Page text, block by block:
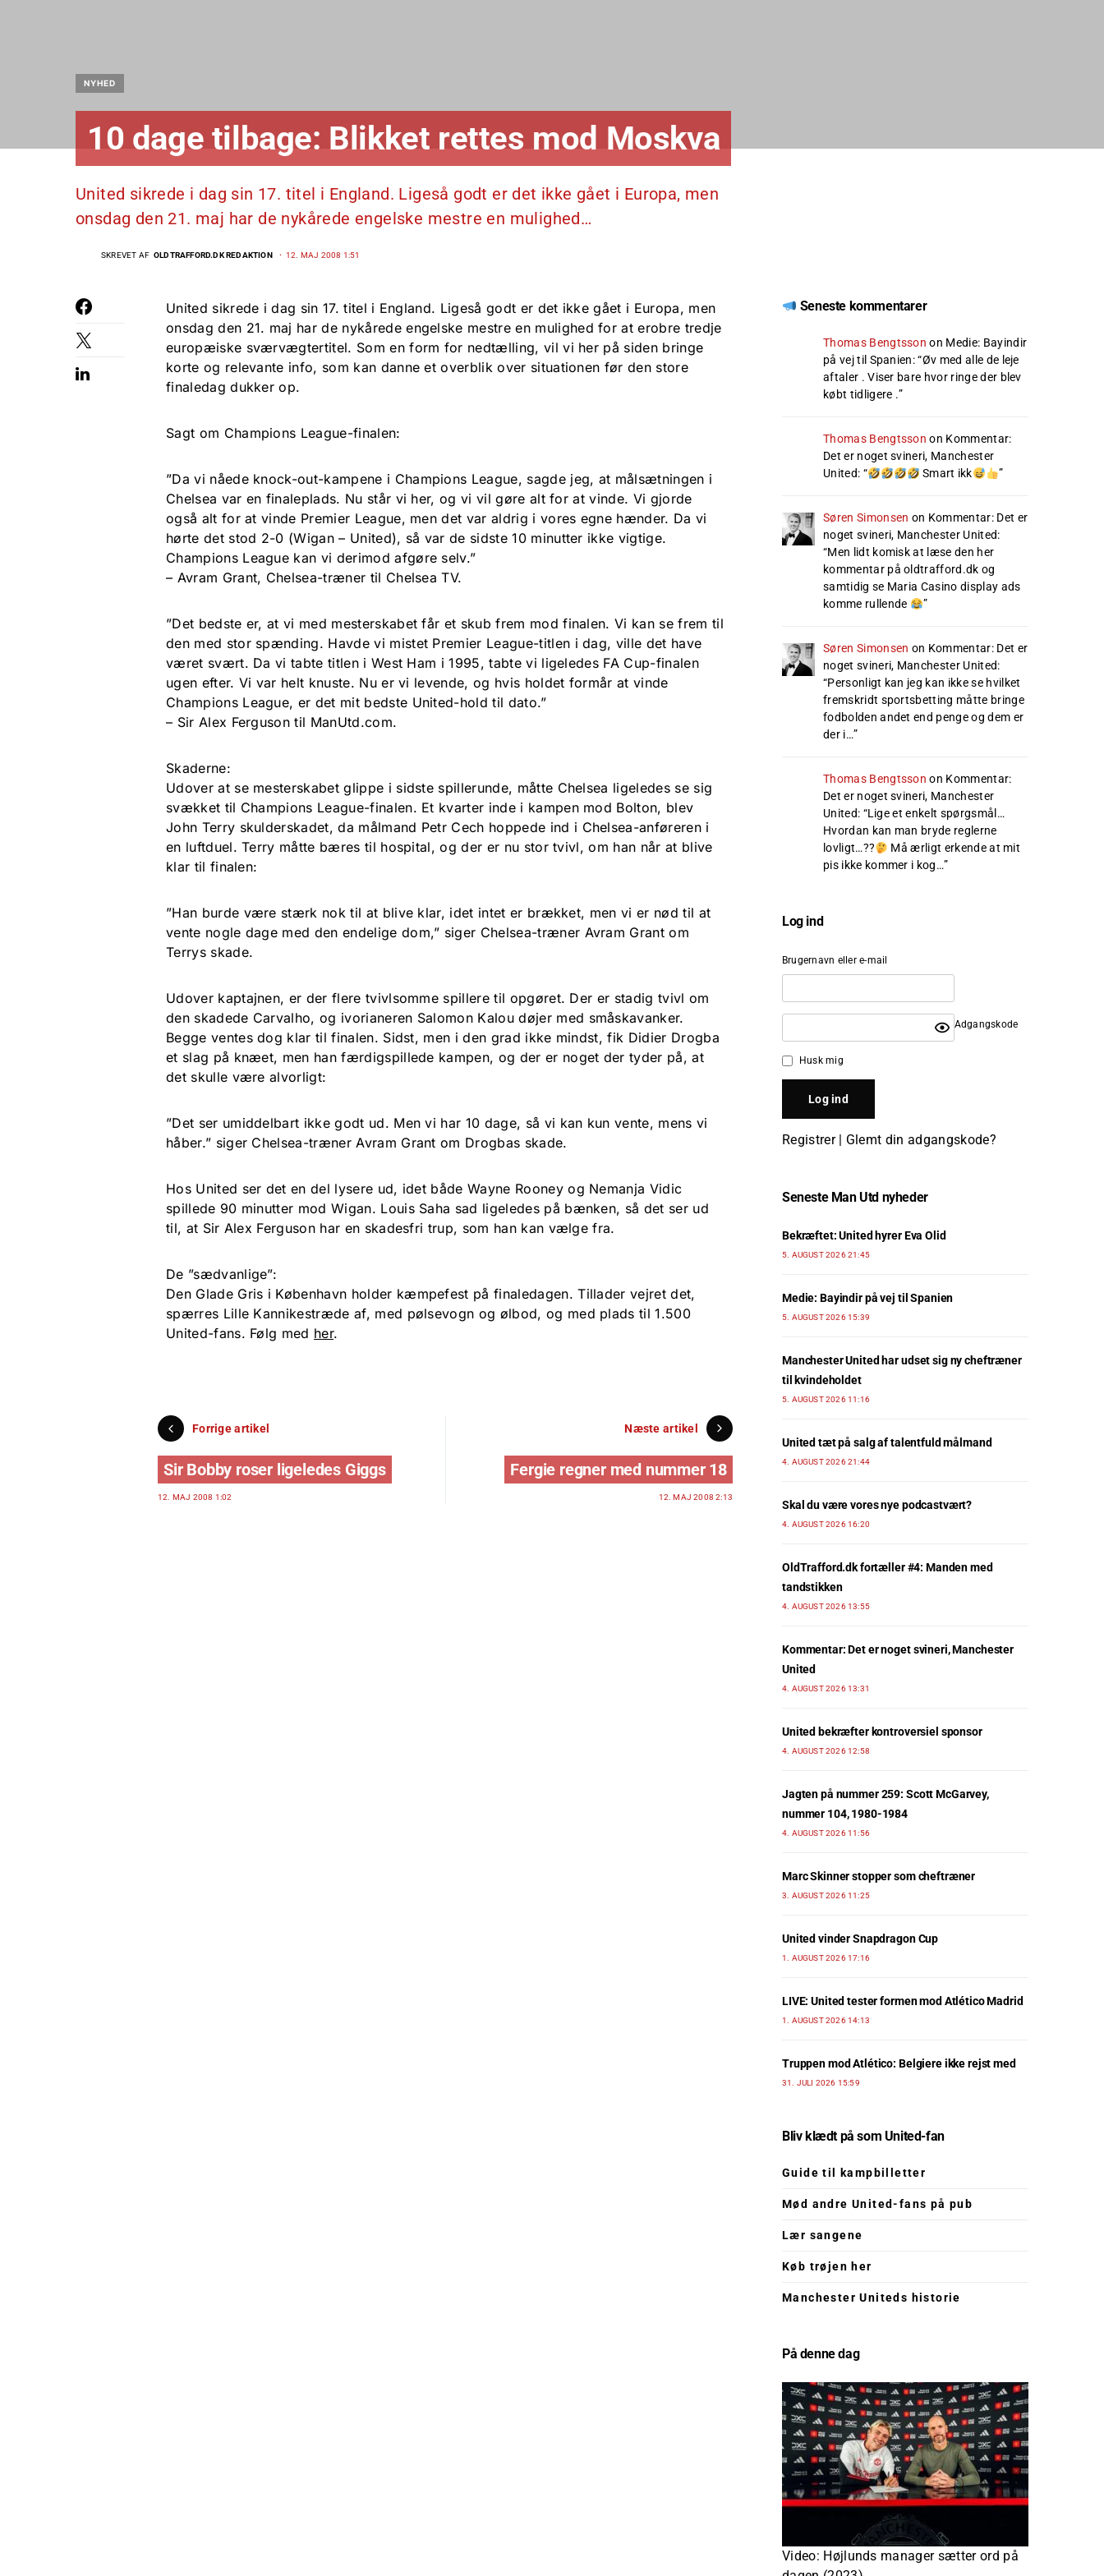
NYHED
10 dage tilbage: Blikket rettes mod Moskva
United sikrede i dag sin 17. titel i England. Ligeså godt er det ikke gået i Europa, men
onsdag den 21. maj har de nykårede engelske mestre en mulighed…
SKREVET AF OLDTRAFFORD.DK REDAKTION 12. MAJ 2008 1:51
United sikrede i dag sin 17. titel i England. Ligeså godt er det ikke gået i Europa, men
onsdag den 21. maj har de nykårede engelske mestre en mulighed for at erobre tredje
europæiske sværvægtertitel. Som en form for nedtælling, vil vi her på siden bringe
korte og relevante info, som kan danne et overblik over situationen før den store
finaledag dukker op.
Sagt om Champions League-finalen:
”Da vi nåede knock-out-kampene i Champions League, sagde jeg, at målsætningen i
Chelsea var en finaleplads. Nu står vi her, og vi vil gøre alt for at vinde. Vi gjorde
også alt for at vinde Premier League, men det var aldrig i vores egne hænder. Da vi
hørte det stod 2-0 (Wigan – United), så var de sidste 10 minutter ikke vigtige.
Champions League kan vi derimod afgøre selv.”
– Avram Grant, Chelsea-træner til Chelsea TV.
”Det bedste er, at vi med mesterskabet får et skub frem mod finalen. Vi kan se frem til
den med stor spænding. Havde vi mistet Premier League-titlen i dag, ville det have
været svært. Da vi tabte titlen i West Ham i 1995, tabte vi ligeledes FA Cup-finalen
ugen efter. Vi var helt knuste. Nu er vi levende, og hvis holdet formår at vinde
Champions League, er det mit bedste United-hold til dato.”
– Sir Alex Ferguson til ManUtd.com.
Skaderne:
Udover at se mesterskabet glippe i sidste spillerunde, måtte Chelsea ligeledes se sig
svækket til Champions League-finalen. Et kvarter inde i kampen mod Bolton, blev
John Terry skulderskadet, da målmand Petr Cech hoppede ind i Chelsea-anføreren i
en luftduel. Terry måtte bæres til hospital, og der er nu stor tvivl, om han når at blive
klar til finalen:
”Han burde være stærk nok til at blive klar, idet intet er brækket, men vi er nød til at
vente nogle dage med den endelige dom,” siger Chelsea-træner Avram Grant om
Terrys skade.
Udover kaptajnen, er der flere tvivlsomme spillere til opgøret. Der er stadig tvivl om
den skadede Carvalho, og ivorianeren Salomon Kalou døjer med småskavanker.
Begge ventes dog klar til finalen. Sidst, men i den grad ikke mindst, fik Didier Drogba
et slag på knæet, men han færdigspillede kampen, og der er noget der tyder på, at
det skulle være alvorligt:
”Det ser umiddelbart ikke godt ud. Men vi har 10 dage, så vi kan kun vente, mens vi
håber.” siger Chelsea-træner Avram Grant om Drogbas skade.
Hos United ser det en del lysere ud, idet både Wayne Rooney og Nemanja Vidic
spillede 90 minutter mod Wigan. Louis Saha sad ligeledes på bænken, så det ser ud
til, at Sir Alex Ferguson har en skadesfri trup, som han kan vælge fra.
De ”sædvanlige”:
Den Glade Gris i København holder kæmpefest på finaledagen. Tillader vejret det,
spærres Lille Kannikestræde af, med pølsevogn og ølbod, og med plads til 1.500
United-fans. Følg med her.
Forrige artikel
Sir Bobby roser ligeledes Giggs
12. MAJ 2008 1:02
Næste artikel
Fergie regner med nummer 18
12. MAJ 2008 2:13
Seneste kommentarer
Thomas Bengtsson on Medie: Bayindir
på vej til Spanien: “Øv med alle de leje
aftaler . Viser bare hvor ringe der blev
købt tidligere .”
Thomas Bengtsson on Kommentar:
Det er noget svineri, Manchester
United: “ Smart ikk ”
Søren Simonsen on Kommentar: Det er
noget svineri, Manchester United:
“Men lidt komisk at læse den her
kommentar på oldtrafford.dk og
samtidig se Maria Casino display ads
komme rullende
”
Søren Simonsen on Kommentar: Det er
noget svineri, Manchester United:
“Personligt kan jeg kan ikke se hvilket
fremskridt sportsbetting måtte bringe
fodbolden andet end penge og dem er
der i…”
Thomas Bengtsson on Kommentar:
Det er noget svineri, Manchester
United: “Lige et enkelt spørgsmål…
Hvordan kan man bryde reglerne
lovligt…??
Må ærligt erkende at mit
pis ikke kommer i kog…”
Log ind
Brugernavn eller e-mail
Adgangskode
Husk mig
Registrer| Glemt din adgangskode?
Seneste Man Utd nyheder
Bekræftet: United hyrer Eva Olid
5. AUGUST 2026 21:45
Medie: Bayindir på vej til Spanien
5. AUGUST 2026 15:39
Manchester United har udset sig ny cheftræner
til kvindeholdet
5. AUGUST 2026 11:16
United tæt på salg af talentfuld målmand
4. AUGUST 2026 21:44
Skal du være vores nye podcastvært?
4. AUGUST 2026 16:20
OldTrafford.dk fortæller #4: Manden med
tandstikken
4. AUGUST 2026 13:55
Kommentar: Det er noget svineri, Manchester
United
4. AUGUST 2026 13:31
United bekræfter kontroversiel sponsor
4. AUGUST 2026 12:58
Jagten på nummer 259: Scott McGarvey,
nummer 104, 1980-1984
4. AUGUST 2026 11:56
Marc Skinner stopper som cheftræner
3. AUGUST 2026 11:25
United vinder Snapdragon Cup
1. AUGUST 2026 17:16
LIVE: United tester formen mod Atlético Madrid
1. AUGUST 2026 14:13
Truppen mod Atlético: Belgiere ikke rejst med
31. JULI 2026 15:59
Bliv klædt på som United-fan
Guide til kampbilletter
Mød andre United-fans på pub
Lær sangene
Køb trøjen her
Manchester Uniteds historie
På denne dag
Video: Højlunds manager sætter ord på